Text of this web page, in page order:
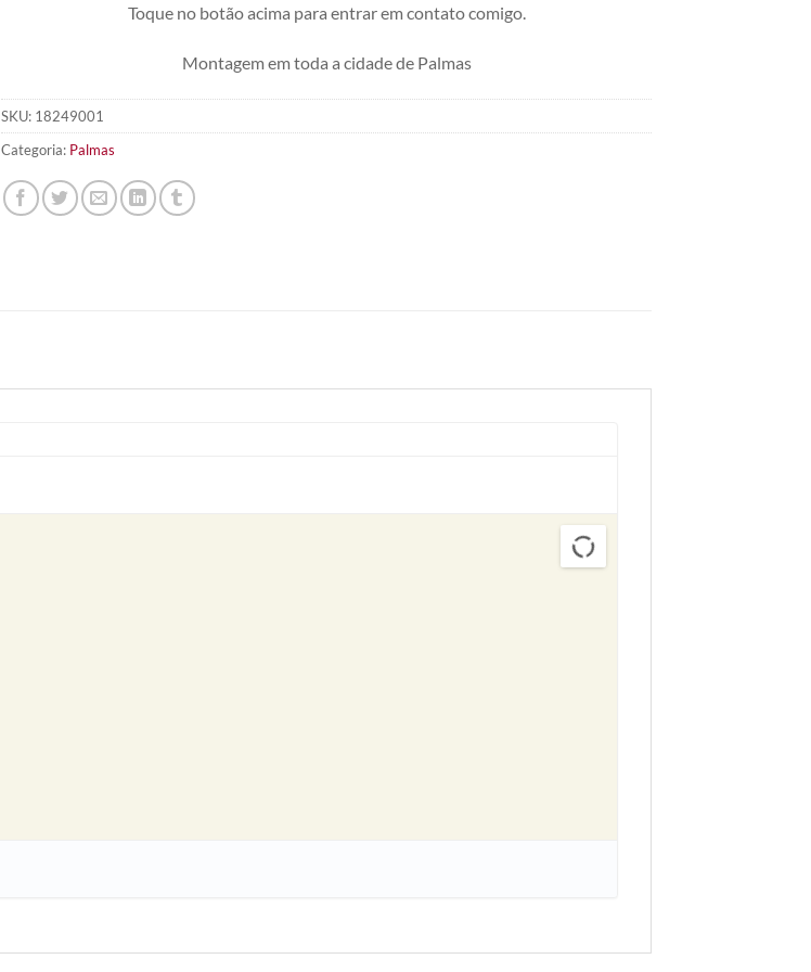
Toque no botão acima para entrar em contato comigo.
Montagem em toda a cidade de Palmas
SKU: 18249001
Categoria: Palmas